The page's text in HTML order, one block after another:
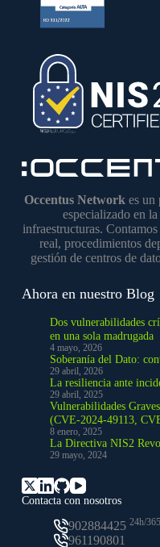
Occentus Network es un
especializado en
infraestructuras.
real, procedimientos
gestión de centros de
Contacta con nosotros
902884425 24h/
961190801
Ahora en nuestro Blog
Dos vulnerabilidades
en una sola madrugada
4 mayo, 2026
Soberanía del Dato:
29 abril, 2026
La resiliencia ante
29 abril, 2025
Vulnerabilidades
(CVE-2024-49113,
8 enero, 2025
La Directiva NIS2
29 mayo, 2024